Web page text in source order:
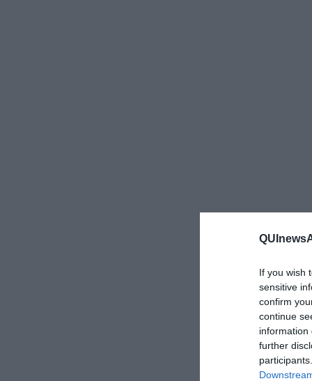
If you wish
sensitive
confirm
continue
information
further